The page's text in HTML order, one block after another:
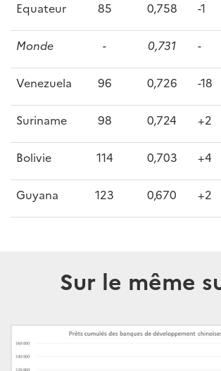
Equateur 85 0,758 -1
Monde - 0,731 -
Venezuela 96 0,726 -18
Suriname 98 0,724 +2
Bolivie 114 0,703 +4
Guyana 123 0,670 +2
Sur le même